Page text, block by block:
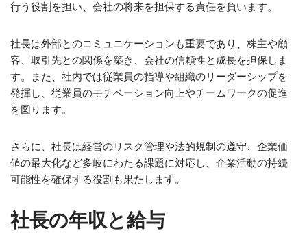
行う役割を担い、会社の将来を担保する責任を負います。
社長は外部とのコミュニケーションも重要であり、株主や顧
客、取引先との関係を築き、会社の信頼性と成長を担保しま
す。また、社内では従業員の指導や組織のリーダーシップを
発揮し、従業員のモチベーション向上やチームワークの促進
を図ります。
さらに、社長は経営のリスク管理や法的規制の遵守、企業価
値の最大化など多岐にわたる課題に対応し、企業活動の持続
可能性を確保する役割も果たします。
社長の年収と給与